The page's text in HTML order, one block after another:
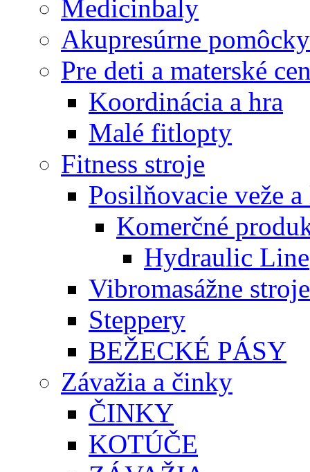
Medicinbaly
Akupresúrne pomôcky
Pre deti a materské
Koordinácia a hra
Malé fitlopty
Fitness stroje
Posilňovacie veže
Komerčné
Hydraulic Line
Vibromasážne stroje
Steppery
BEŽECKÉ PÁSY
Závažia a činky
ČINKY
KOTÚČE